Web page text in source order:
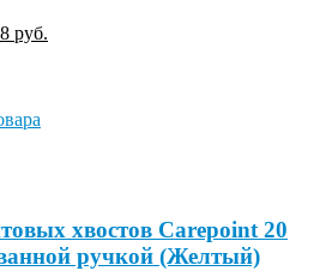
руб.
хвостов Carepoint 20
ручкой (Желтый)